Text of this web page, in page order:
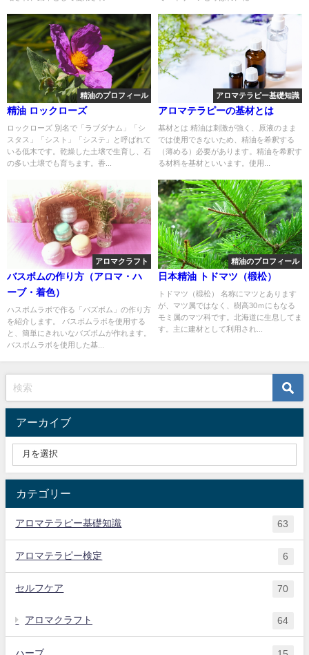
精油のプロフィール
精油 ロックローズ
ロックローズ 別名で「ラブダナム」「シ
スタス」「シスト」「システ」と呼ばれて
いる低木です。乾燥した土壌で生育し、石
の多い土壌でも育ちます。香...
アロマテラピー基礎知識
アロマテラピーの基材とは
基材とは 精油は刺激が強く、原液のまま
では使用できないため、精油を希釈する
（薄める）必要があります。精油を希釈す
る材料を基材といいます。使用...
アロマクラフト
バスボムの作り方（アロマ・ハ
ーブ・着色）
ハスボムラボで作る「バズボム」の作り方
を紹介します。 バスボムラボを使用する
と、簡単にきれいなバズボムが作れます。
バスボムラボを使用した基...
精油のプロフィール
日本精油 トドマツ（椴松）
トドマツ（椴松） 名称にマツとあります
が、マツ属ではなく、樹高30ｍにもなる
モミ属のマツ科です。北海道に生息してま
す。主に建材として利用され...
アーカイブ
カテゴリー
アロマテラピー基礎知識 63
アロマテラピー検定 6
セルフケア 70
アロマクラフト 64
ハーブ